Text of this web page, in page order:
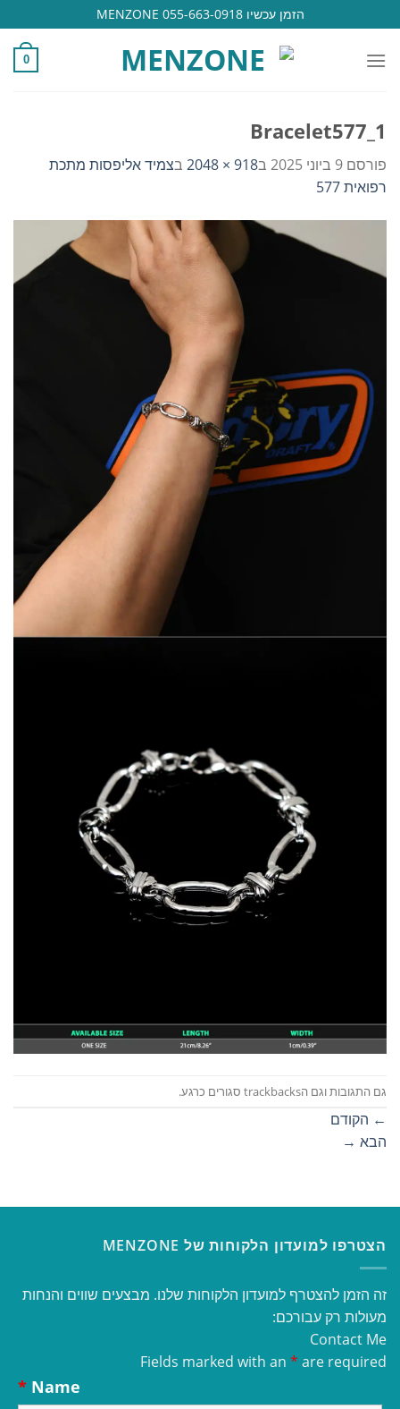
to
content
הזמן עכשיו 055-663-0918 MENZONE
0
Bracelet577_1
פורסם 9 ביוני 2025 ב918 × 2048 בצמיד אליפסות מתכת
רפואית 577
גם התגובות וגם הtrackbacks סגורים כרגע.
← הקודם
הבא →
הצטרפו למועדון הלקוחות של MENZONE
זה הזמן להצטרף למועדון הלקוחות שלנו. מבצעים שווים והנחות
מעולות רק עבורכם:
Contact Me
Fields marked with an * are required
Name
*